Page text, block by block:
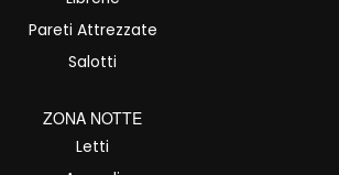
Pareti Attrezzate
Salotti
ZONA NOTTE
Letti